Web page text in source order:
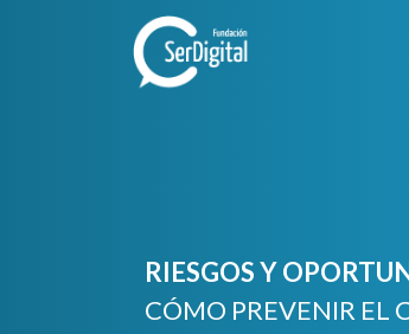
RIESGOS Y
CÓMO PREVENIR EL